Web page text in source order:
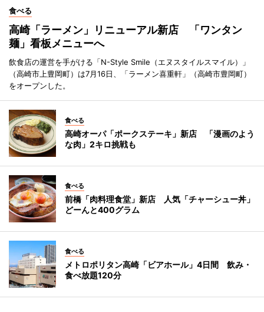
食べる
高崎「ラーメン」リニューアル新店 「ワンタン
麺」看板メニューへ
飲食店の運営を手がける「N-Style Smile（エヌスタイルスマイル）」
（高崎市上豊岡町）は7月16日、「ラーメン喜重軒」（高崎市豊岡町）
をオープンした。
食べる
高崎オーパ「ポークステーキ」新店 「漫画のよう
な肉」2キロ挑戦も
食べる
前橋「肉料理食堂」新店 人気「チャーシュー丼」
どーんと400グラム
食べる
メトロポリタン高崎「ビアホール」4日間 飲み・
食べ放題120分